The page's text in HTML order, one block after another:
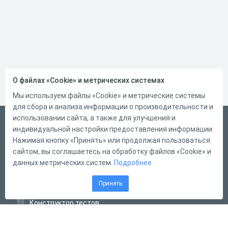
Русский
Справка
Форма обратной связи
Конструктор тестов
О файлах «Cookie» и метрических системах
Мы используем файлы «Cookie» и метрические системы
для сбора и анализа информации о производительности и
использовании сайта, а также для улучшения и
индивидуальной настройки предоставления информации.
Нажимая кнопку «Принять» или продолжая пользоваться
сайтом, вы соглашаетесь на обработку файлов «Cookie» и
данных метрических систем. Подробнее
Принять